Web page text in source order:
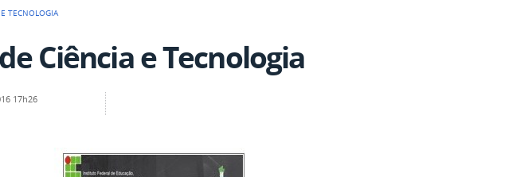
TECNOLOGIA
Ciência e Tecnologia
17h26